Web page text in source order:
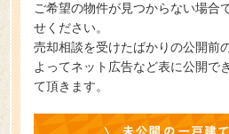
ご希望の物件が見つからない場合
せください。
売却相談を受けたばかりの公開前
よってネット広告など表に公開で
て頂きます。